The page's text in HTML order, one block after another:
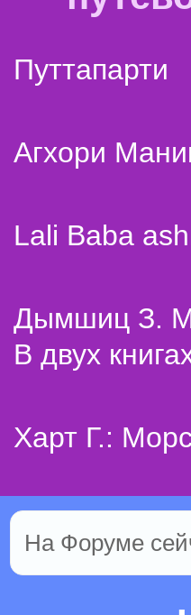
Путтапарти
Агхори
Lali Baba
Дымшиц З.
В двух
Харт Г.:
На Форуме